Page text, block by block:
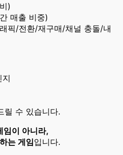
)
매출 비중)
픽/전환/재구매/채널 충돌/내
지
릴 수 있습니다.
임이 아니라,
는 게임입니다.